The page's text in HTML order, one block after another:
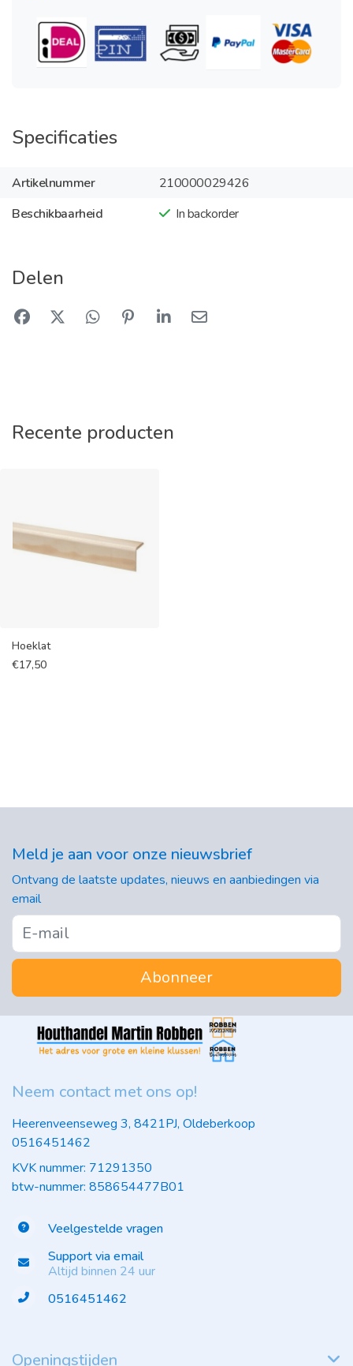
Specificaties
Artikelnummer
210000029426
Beschikbaarheid
In backorder
Delen
Recente producten
Hoeklat
€17,50
Meld je aan voor onze nieuwsbrief
Ontvang de laatste updates, nieuws en aanbiedingen via
email
Abonneer
Neem contact met ons op!
Heerenveenseweg 3, 8421PJ, Oldeberkoop
0516451462
KVK nummer: 71291350
btw-nummer: 858654477B01
Veelgestelde vragen
Support via email
Altijd binnen 24 uur
0516451462
Openingstijden